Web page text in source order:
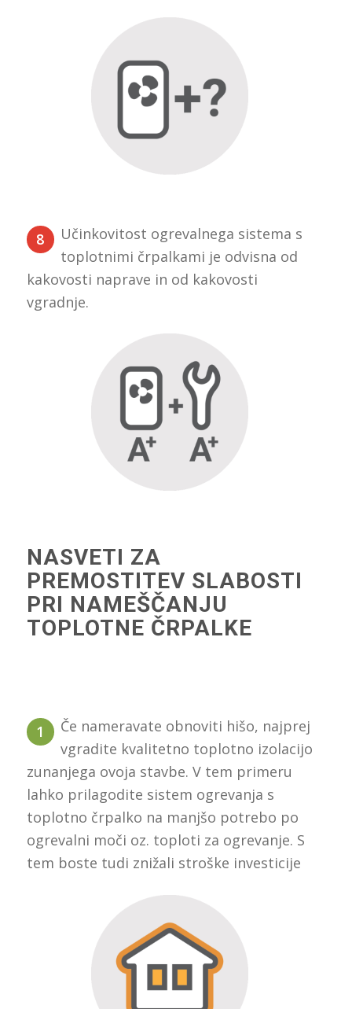
8
Učinkovitost ogrevalnega sistema s
toplotnimi črpalkami je odvisna od
kakovosti naprave in od kakovosti
vgradnje.
NASVETI ZA
PREMOSTITEV SLABOSTI
PRI NAMEŠČANJU
TOPLOTNE ČRPALKE
1
Če nameravate obnoviti hišo, najprej
vgradite kvalitetno toplotno izolacijo
zunanjega ovoja stavbe. V tem primeru
lahko prilagodite sistem ogrevanja s
toplotno črpalko na manjšo potrebo po
ogrevalni moči oz. toploti za ogrevanje. S
tem boste tudi znižali stroške investicije